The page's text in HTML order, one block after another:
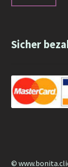
Sicher
©